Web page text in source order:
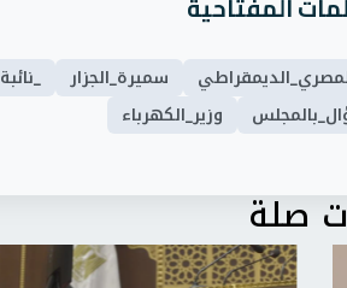
المفتاحية
سميرة_الجزار _نائبة
وزير_الكهرباء
صلة